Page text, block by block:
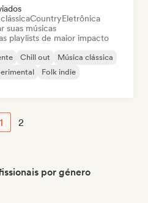
CountryEletrônica
suas músicas
playlists de maior impacto
Chill out
Música clássica
Folk indie
1 2
por género